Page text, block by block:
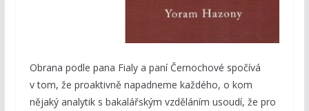
Obrana podle pana Fialy a paní Černochové spočívá
v tom, že proaktivně napadneme každého, o kom
nějaký analytik s bakalářským vzděláním usoudí, že pro